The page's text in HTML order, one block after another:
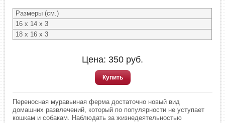
Размеры (см.)
16 х 14 х 3
18 х 16 х 3
Цена: 350 руб.
Купить
Переносная муравьиная ферма достаточно новый вид
домашних развлечений, который по популярности не уступает
кошкам и собакам. Наблюдать за жизнедеятельностью